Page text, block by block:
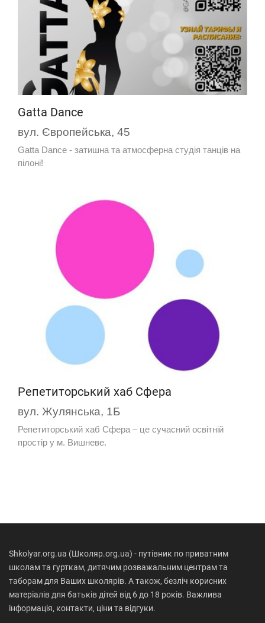
Gatta Dance
вул. Європейська, 45
Gatta Dance - затишна та атмосферна студія танців на
пілоні!
Репетиторський хаб Сфера
вул. Жулянська, 1Б
Репетиторський хаб Сфера – це сучасний освітній
простір у м. Вишневе.
Shkolyar.org.ua (Школяр.org.ua) - путівник по приватним
школам та гурткам, дитячим розважальним центрам та
таборам для Ваших школярів. А також, безліч корисних
матеріалів для батьків дітей від 6 до 18 років. Важлива
інформація, контакти, ціни та відгуки.